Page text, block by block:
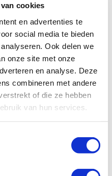
cookies
en advertenties te
social media te bieden
Ook delen we
onze site met onze
en analyse. Deze
combineren met andere
of die ze hebben
van hun services.